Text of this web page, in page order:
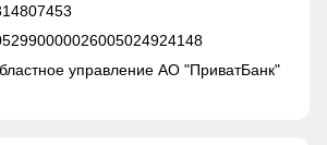
управление АО "ПриватБанк"